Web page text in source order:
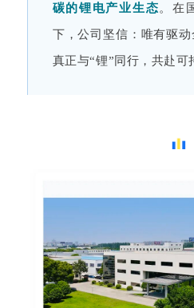
碳的锂电产业生态。在
下，公司坚信：唯有驱
真正与“锂”同行，共赴可